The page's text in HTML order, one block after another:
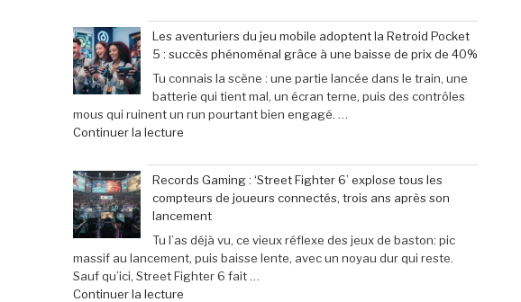
Movie
:
Sinners
dévoile
toutes
ses
cibles
Retour
sur
les
films
parodiés
de
Get
Out
Les aventuriers du jeu mobile adoptent la Retroid Pocket
5 : succès phénoménal grâce à une baisse de prix de 40%
Tu connais la scène : une partie lancée dans le train, une
batterie qui tient mal, un écran terne, puis des contrôles
mous qui ruinent un run pourtant bien engagé. …
Continuer la lecturede
aventuriers
du
jeu
mobile
adoptent
la
Retroid
Pocket
Records Gaming : ‘Street Fighter 6’ explose tous les
compteurs de joueurs connectés, trois ans après son
lancement
Tu l’as déjà vu, ce vieux réflexe des jeux de baston: pic
massif au lancement, puis baisse lente, avec un noyau dur qui reste.
Sauf qu’ici, Street Fighter 6 fait …
Continuer la lecturede